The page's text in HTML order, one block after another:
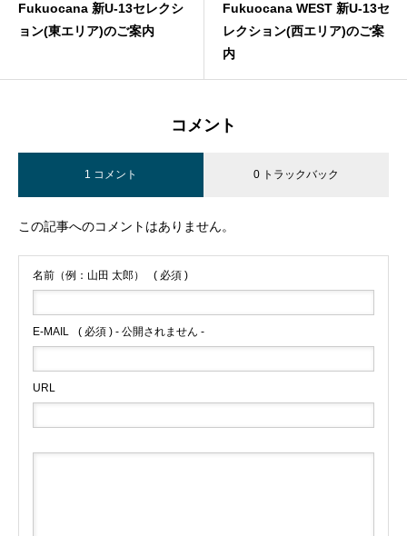
Fukuocana 新U-13セレクシ
ョン(東エリア)のご案内
Fukuocana WEST 新U-13セ
レクション(西エリア)のご案
内
コメント
1 コメント 0 トラックバック
この記事へのコメントはありません。
名前（例：山田 太郎） ( 必須 )
E-MAIL ( 必須 ) - 公開されません -
URL